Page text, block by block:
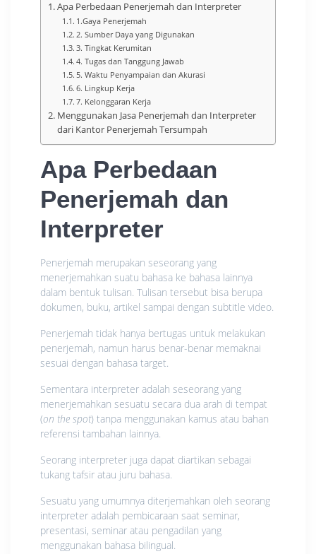
Apa Perbedaan Penerjemah dan Interpreter
1.Gaya Penerjemah
2. Sumber Daya yang Digunakan
3. Tingkat Kerumitan
4. Tugas dan Tanggung Jawab
5. Waktu Penyampaian dan Akurasi
6. Lingkup Kerja
7. Kelonggaran Kerja
Menggunakan Jasa Penerjemah dan Interpreter
dari Kantor Penerjemah Tersumpah
Apa Perbedaan
Penerjemah dan
Interpreter
Penerjemah merupakan seseorang yang
menerjemahkan suatu bahasa ke bahasa lainnya
dalam bentuk tulisan. Tulisan tersebut bisa berupa
dokumen, buku, artikel sampai dengan subtitle video.
Penerjemah tidak hanya bertugas untuk melakukan
penerjemah, namun harus benar-benar memaknai
sesuai dengan bahasa target.
Sementara interpreter adalah seseorang yang
menerjemahkan sesuatu secara dua arah di tempat
(on the spot) tanpa menggunakan kamus atau bahan
referensi tambahan lainnya.
Seorang interpreter juga dapat diartikan sebagai
tukang tafsir atau juru bahasa.
Sesuatu yang umumnya diterjemahkan oleh seorang
interpreter adalah pembicaraan saat seminar,
presentasi, seminar atau pengadilan yang
menggunakan bahasa bilingual.